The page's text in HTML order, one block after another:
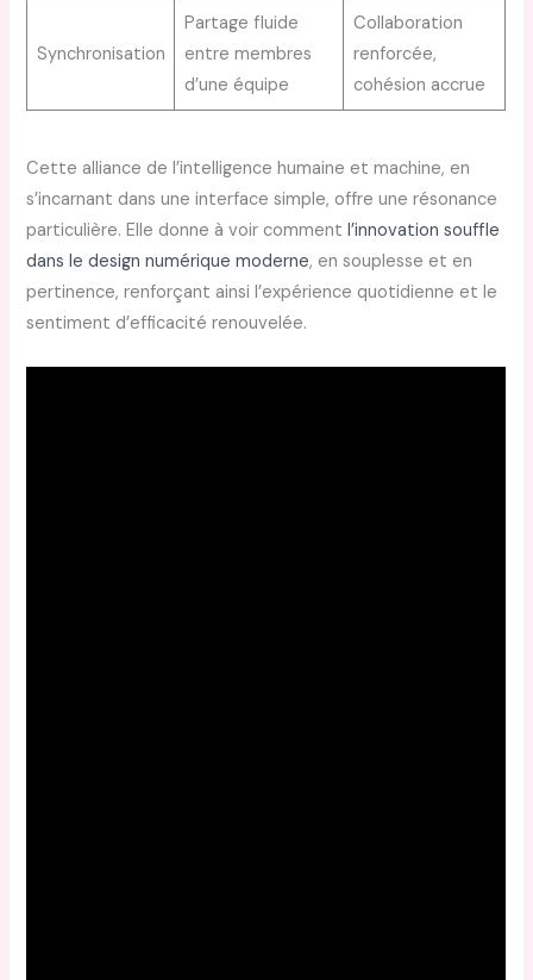
Synchronisation
Partage fluide
entre membres
d’une équipe
Collaboration
renforcée,
cohésion accrue
Cette alliance de l’intelligence humaine et machine, en
s’incarnant dans une interface simple, offre une résonance
particulière. Elle donne à voir commentl’innovation souffle
dans le design numérique moderne, en souplesse et en
pertinence, renforçant ainsi l’expérience quotidienne et le
sentiment d’efficacité renouvelée.